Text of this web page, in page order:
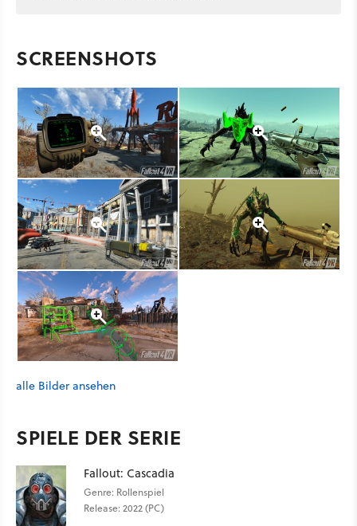
SCREENSHOTS
alle Bilder ansehen
SPIELE DER SERIE
Fallout: Cascadia
Genre: Rollenspiel
Release: 2022 (PC)